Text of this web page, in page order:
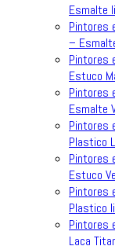
Esmalte
Pintores
–
Pintores
Estuco
Pintores
Esmalte
Pintores
Plastico
Pintores
Estuco
Pintores
Plastico
Pintores
Laca